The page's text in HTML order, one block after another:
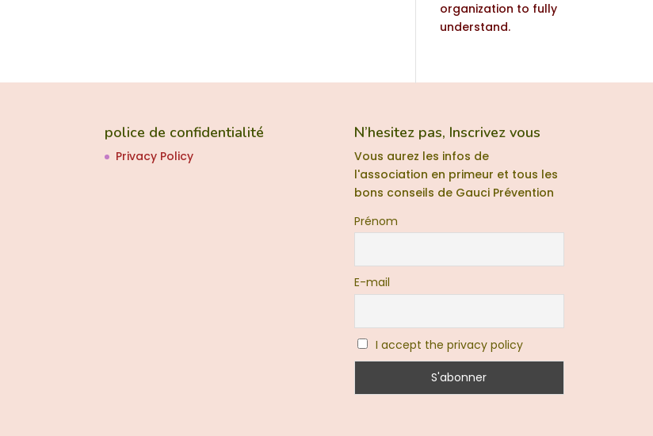
organization to fully
understand.
police de confidentialité
Privacy Policy
N’hesitez pas, Inscrivez vous
Vous aurez les infos de
l'association en primeur et tous les
bons conseils de Gauci Prévention
Prénom
E-mail
I accept the privacy policy